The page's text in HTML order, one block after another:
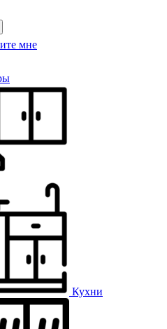
мне
Кухни